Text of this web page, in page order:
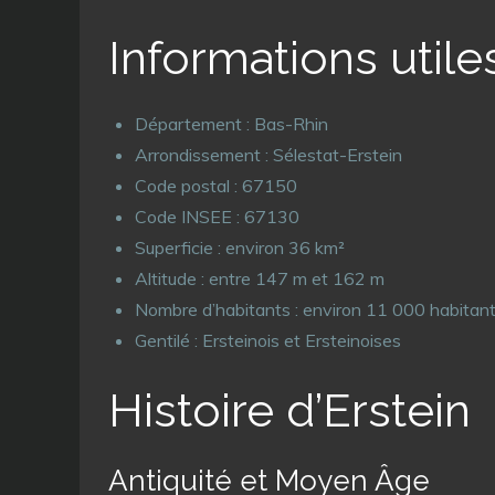
Informations
Département : Bas-Rhin
Arrondissement : Sélestat-Erstein
Code postal : 67150
Code INSEE : 67130
Superficie : environ 36 km²
Altitude : entre 147 m et 162 m
Nombre d’habitants : environ 11 000
Gentilé : Ersteinois et Ersteinoises
Histoire d’Erstein
Antiquité et Moyen Âge